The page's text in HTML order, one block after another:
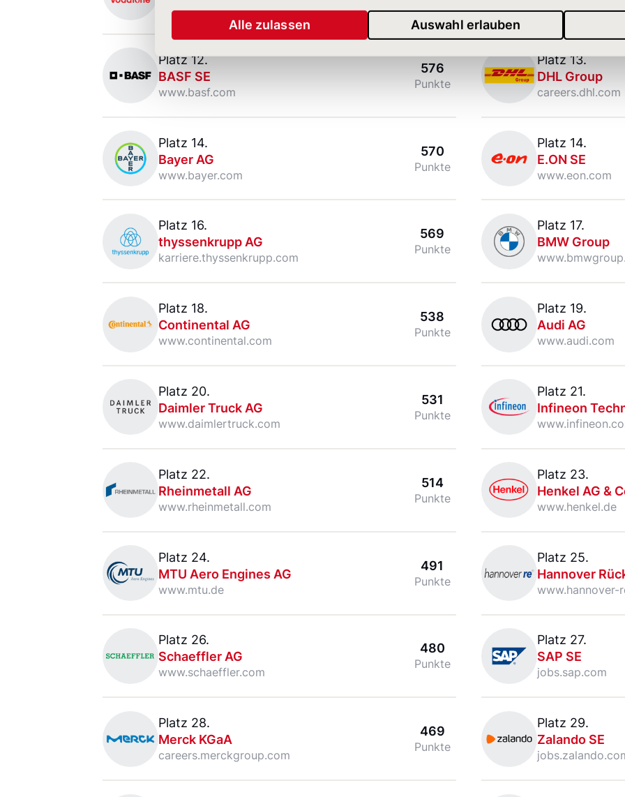
Auswahl erlauben
Alle zulassen
careers.vodafone.com
Platz 12.
BASF SE
www.basf.com
576
Punkte
DHL Group
Platz 13.
DHL Group
careers.dhl.com
Platz 14.
Bayer AG
www.bayer.com
570
Punkte
Platz 14.
E.ON SE
www.eon.com
Platz 16.
thyssenkrupp AG
karriere.thyssenkrupp.com
569
Punkte
Platz 17.
BMW Group
Platz 18.
Continental AG
www.continental.com
538
Punkte
Platz 19.
Audi AG
www.audi.com
Platz 20.
Daimler Truck AG
www.daimlertruck.com
531
Punkte
Platz 21.
Infineon
Platz 22.
Rheinmetall AG
www.rheinmetall.com
514
Punkte
Platz 23.
Henkel AG &
www.henkel.de
Platz 24.
MTU Aero Engines AG
www.mtu.de
491
Punkte
Platz 25.
Hannover
www.hannover-
Platz 26.
Schaeffler AG
www.schaeffler.com
480
Punkte
Platz 27.
SAP SE
jobs.sap.com
Platz 28.
Merck KGaA
careers.merckgroup.com
469
Punkte
Platz 29.
Zalando SE